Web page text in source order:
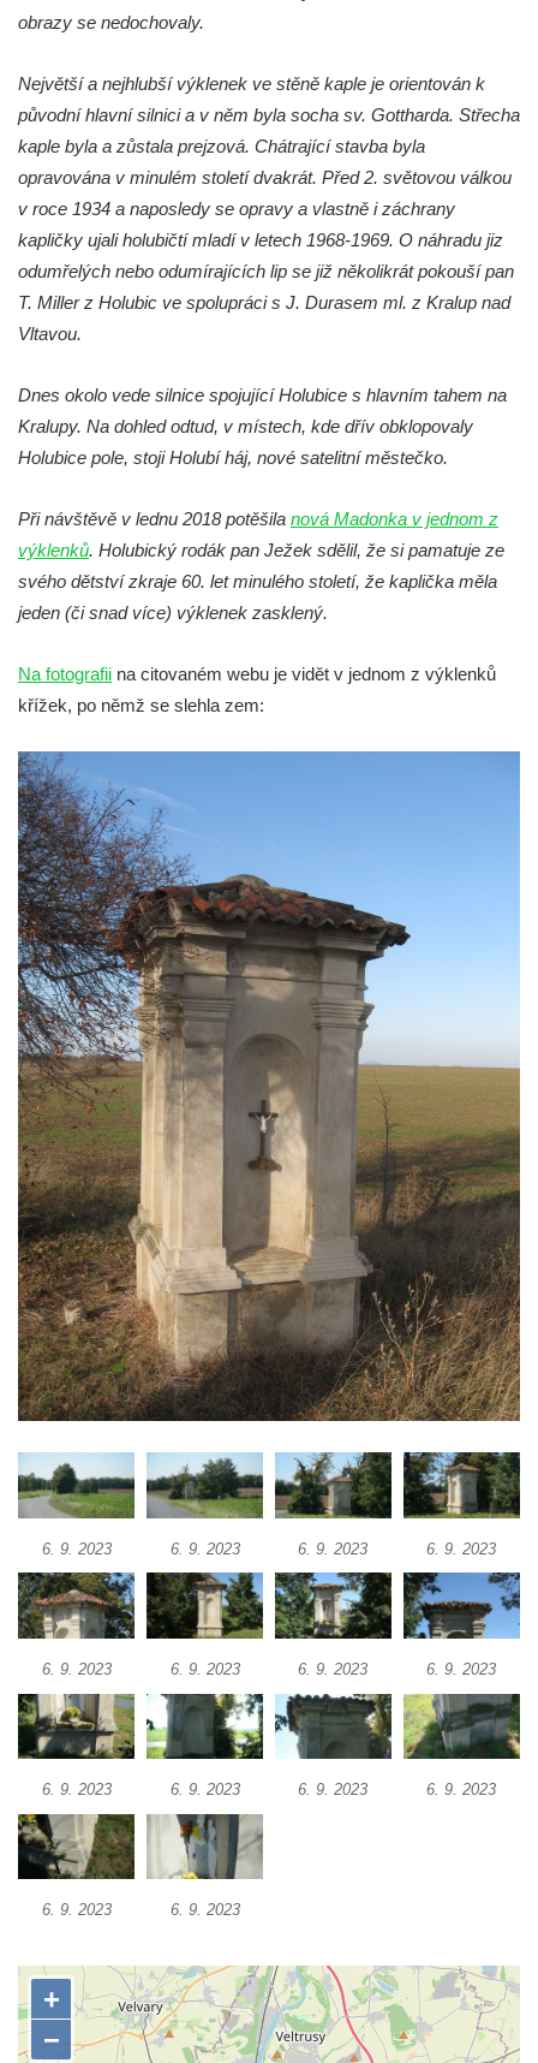
Jidášovo
hora (Getsemanská zahrada)
Křížová cesta Římov – V. kaple – Smutná
duše
Křížová cesta Římov – III. kaple – Stádní
brána
Křížová cesta Římov – II. kaple – Poslední
Ježíše s Pannou Marií
Márnice na hřbitově v Římově
Kaple v Horním Třeboníně
Kaple Panny Marie v Horním Třeboníně
Kaple mezi Dolním Třebonínem a Horním
Třebonínem
Kaple v severní části Dolního Třebonína
Kaple Božího těla na hřbitově v Hostíně u
Vojkovic
Kostel Nanebevzetí Panny Marie v Hostíně
u Vojkovic
Kaple svatého Bartoloměje v Bukolu
Hřbitovní kaple na hřbitově v Lužci nad
Vltavou
Márnice na hřbitově v Lužci nad Vltavou
Márnice na hřbitově v Hrobčicích
Kostel svatého Havla na hřbitově v
Hrobčicích
Kaple svatého Vavřince v Mirošovicích
Márnice na hřbitově v Račicích
Márnice na hřbitově v Dobříni
Kaple v Bezděkově
Kaple Nejsvětější Trojice v centru Liběšic
Výklenková kaple na rozcestí na jižním
okraji Liběšic
Kaple svatého Blažeje východně od Lužice
Kostel svatého Augustina v Lužici
Márnice na hřbitově v Lužici
Kostel svatého Martina v Kozlech
Márnice na hřbitově v Kozlech
Vesnický kostel v Reinhardtsdorfu
Kaple v Oparnu
Protestantský (evangelicko-luterský) kostel
Svitavě
Výklenková kaple Piety ve Svojkově
Kostel Nejsvětější Trojice ve Velenicích
Kostel svatých Petra a Pavla v Semilech
Kostel Nanebevzetí Panny Marie (St. Mariä
Himmelfahrt) v Schirgiswalde
obrazy se nedochovaly.
Největší a nejhlubší výklenek ve stěně kaple je orientován k
původní hlavní silnici a v něm byla socha sv. Gottharda. Střecha
kaple byla a zůstala prejzová. Chátrající stavba byla
opravována v minulém století dvakrát. Před 2. světovou válkou
v roce 1934 a naposledy se opravy a vlastně i záchrany
kapličky ujali holubičtí mladí v letech 1968-1969. O náhradu jiz
odumřelých nebo odumírajících lip se již několikrát pokouší pan
T. Miller z Holubic ve spolupráci s J. Durasem ml. z Kralup nad
Vltavou.
Dnes okolo vede silnice spojující Holubice s hlavním tahem na
Kralupy. Na dohled odtud, v místech, kde dřív obklopovaly
Holubice pole, stoji Holubí háj, nové satelitní městečko.
Při návštěvě v lednu 2018 potěšila nová Madonka v jednom z
výklenků. Holubický rodák pan Ježek sdělil, že si pamatuje ze
svého dětství zkraje 60. let minulého století, že kaplička měla
jeden (či snad více) výklenek zasklený.
Na fotografii na citovaném webu je vidět v jednom z výklenků
křížek, po němž se slehla zem:
6. 9. 2023 6. 9. 2023 6. 9. 2023 6. 9. 2023
6. 9. 2023 6. 9. 2023 6. 9. 2023 6. 9. 2023
6. 9. 2023 6. 9. 2023 6. 9. 2023 6. 9. 2023
6. 9. 2023 6. 9. 2023